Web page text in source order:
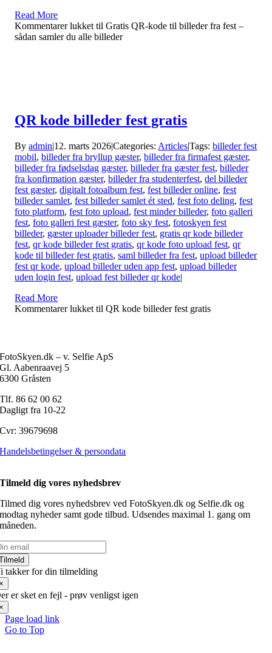
Read More
Kommentarer lukket til Gratis QR-kode til billeder fra fest –
sådan samler du alle billeder
QR kode billeder fest gratis
Byadmin|12. marts 2026|Categories: Articles|Tags:billeder fest
mobil,billeder fra bryllup gæster,billeder fra firmafest gæster,
billeder fra fødselsdag gæster,billeder fra gæster fest,billeder
fra konfirmation gæster,billeder fra studenterfest,del billeder
fest gæster,digitalt fotoalbum fest,fest billeder online,fest
billeder samlet,fest billeder samlet ét sted,fest foto deling,fest
foto platform,fest foto upload,fest minder billeder,foto galleri
fest,foto galleri fest gæster,foto sky fest,fotoskyen fest
billeder, gæster uploader billeder fest, gratis qr kode billeder
fest,qr kode billeder fest gratis,qr kode foto upload fest,qr
kode til billeder fest gratis,saml billeder fra fest,upload billeder
fest qr kode,upload billeder uden app fest,upload billeder
uden login fest,upload fest billeder qr kode|
Read More
Kommentarer lukket til QR kode billeder fest gratis
FotoSkyen.dk – v. Selfie ApS
Gl. Aabenraavej 5
6300 Gråsten
Tlf. 86 62 00 62
Dagligt fra 10-22
Cvr: 39679698
Handelsbetingelser & persondata
Tilmeld dig vores nyhedsbrev
Tilmed dig vores nyhedsbrev ved FotoSkyen.dk og Selfie.dk og
modtag nyheder samt gode tilbud. Udsendes maximal 1. gang om
måneden.
takker for din tilmelding
er sket en fejl - prøv venligst igen
Page load link
Go to Top